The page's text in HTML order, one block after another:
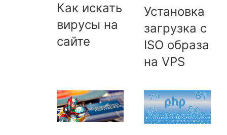
Как искать
вирусы на
сайте
Установка
загрузка с
ISO образа
на VPS